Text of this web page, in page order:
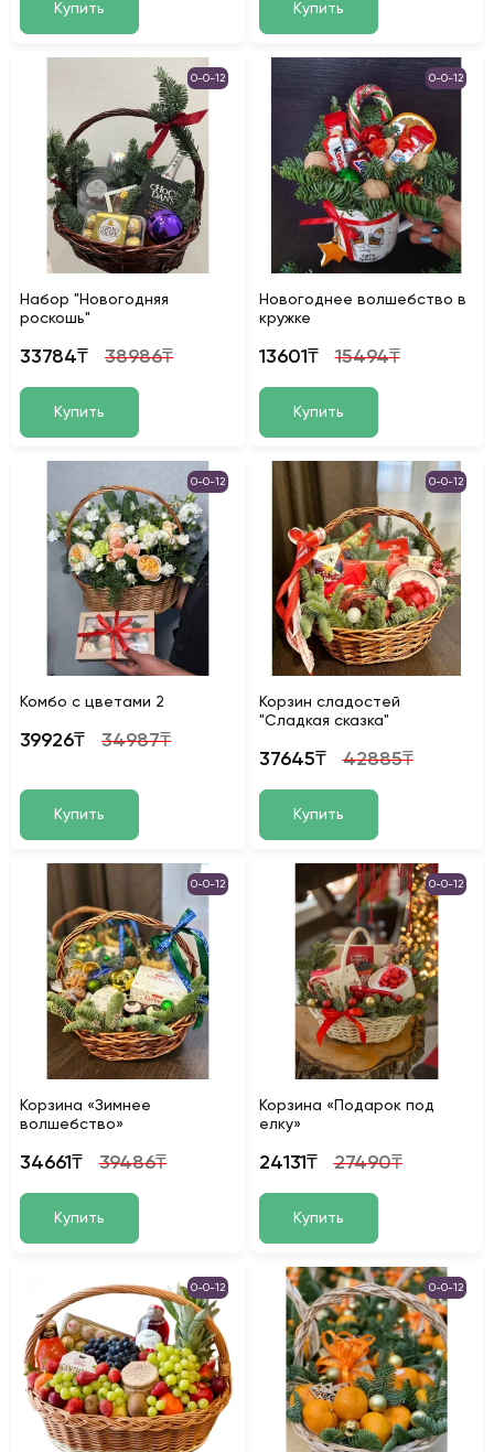
Купить Купить
0-0-12
Набор "Новогодняя
роскошь"
33784₸ 38986₸
Купить
0-0-12
Новогоднее волшебство в
кружке
13601₸ 15494₸
Купить
0-0-12
Комбо с цветами 2
39926₸ 34987₸
Купить
0-0-12
Корзин сладостей
"Сладкая сказка"
37645₸ 42885₸
Купить
0-0-12
Корзина «Зимнее
волшебство»
34661₸ 39486₸
Купить
0-0-12
Корзина «Подарок под
елку»
24131₸ 27490₸
Купить
0-0-12 0-0-12